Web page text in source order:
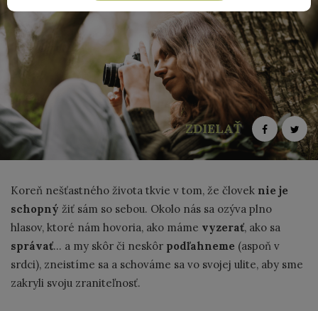
ZDIELAŤ
Koreň nešťastného života tkvie v tom, že človek nie je
schopný žiť sám so sebou. Okolo nás sa ozýva plno
hlasov, ktoré nám hovoria, ako máme vyzerať, ako sa
správať... a my skôr či neskôr podľahneme (aspoň v
srdci), zneistíme sa a schováme sa vo svojej ulite, aby sme
zakryli svoju zraniteľnosť.